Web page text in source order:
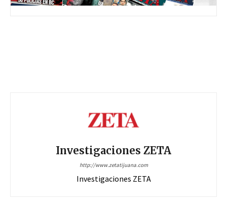
Investigaciones ZETA
http://www.zetatijuana.com
Investigaciones ZETA